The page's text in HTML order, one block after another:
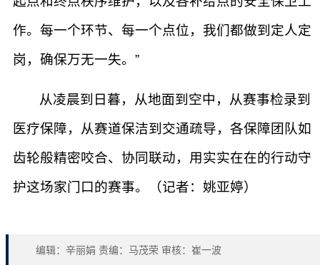
作。每一个环节、每一个点位，我们都做到定人定
岗，确保万无一失。”
从凌晨到日暮，从地面到空中，从赛事检录到
医疗保障，从赛道保洁到交通疏导，各保障团队如
齿轮般精密咬合、协同联动，用实实在在的行动守
护这场家门口的赛事。（记者：姚亚婷）
编辑：辛丽娟 责编：马茂荣 审核：崔一波